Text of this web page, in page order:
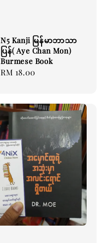
N5 Kanji မြန်မာဘာသာ
ပြန်( Aye Chan Mon)
Burmese Book
Regular
RM 18.00